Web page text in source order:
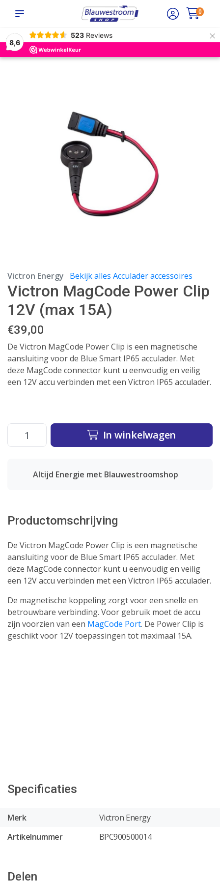
8,6
523 Reviews ×
0
Victron Energy Bekijk alles Acculader accessoires
Victron MagCode Power Clip
12V (max 15A)
€39,00
De Victron MagCode Power Clip is een magnetische
aansluiting voor de Blue Smart IP65 acculader. Met
deze MagCode connector kunt u eenvoudig en veilig
een 12V accu verbinden met een Victron IP65 acculader.
In winkelwagen
Altijd Energie met Blauwestroomshop
Productomschrijving
De Victron MagCode Power Clip is een magnetische
aansluiting voor de Blue Smart IP65 acculader. Met
deze MagCode connector kunt u eenvoudig en veilig
een 12V accu verbinden met een Victron IP65 acculader.
De magnetische koppeling zorgt voor een snelle en
betrouwbare verbinding. Voor gebruik moet de accu
zijn voorzien van een MagCode Port. De Power Clip is
geschikt voor 12V toepassingen tot maximaal 15A.
Specificaties
Merk
Victron Energy
Artikelnummer
BPC900500014
Delen